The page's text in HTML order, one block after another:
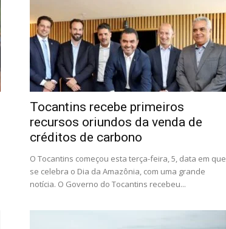
Tocantins recebe primeiros
recursos oriundos da venda de
créditos de carbono
O Tocantins começou esta terça-feira, 5, data em que
se celebra o Dia da Amazônia, com uma grande
notícia. O Governo do Tocantins recebeu...